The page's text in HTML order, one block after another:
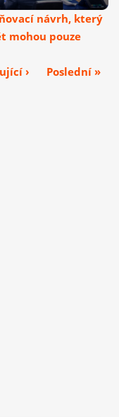
návrh, který
mohou pouze
› Poslední »